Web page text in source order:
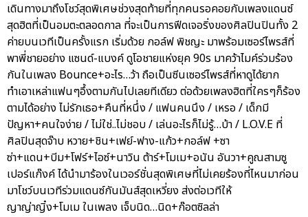
เดินทางมาถึงโชว์สุดพิเศษช่วงสุดท้ายที่ทุกคนรอคอยกับเพลงแดนซ์
สุดฮิตที่เป็นอมตะตลอดกาล ที่จะเป็นการฟีดเจอริ่งของศิลปินปินทั้ง 2
ค่ายบนเวทีเป็นครั้งแรก เริ่มด้วย กอล์ฟ พิชญะ มาพร้อมเซอร์ไพรส์ที่
พาพี่ชายอย่าง แซนด์-แบงค์ ดูโอชายแห่งยุค 90s มาคว้าไมค์ร่วมร้อง
กันในเพลง Bounce+อะไร…ว้า ถือเป็นซีนเซอร์ไพรส์ที่หาดูได้ยาก
ทำเอาเหล่าแฟนๆอึ้งตามกันไปเลยทีเดียว ต่อด้วยเพลงฮิตที่ใครๆก็ร้อง
ตามได้อย่าง ไม่รักเธอ+คืนที่หนึ่ง / แฟนคนนึง / เหรอ / เด็กมี
ปัญหา+คนใจง่าย / ไม่ใช่..ไม่ชอบ / เล่นอะไรก็ไม่รู้…บ้า / L.O.V.E ที่
ศิลปินสุดจ๊าบ หวาย+ชิน+เฟย์-ฟาง-แก้ว+กอล์ฟ +ซา
ซ่า+แดน+บีม+โฟร์+ไอซ์+นาวิน ต้าร์+โมเม+อนัน อันวา+คูณสามซู
เปอร์แก๊งค์ ได้นำมาร้องในเวอร์ชั่นสุดพิเศษที่ไม่เคยร้องที่ไหนมาก่อน
มาโชว์บนเวทีร่วมแดนซ์กันมันส์สุดเหวี่ยง ส่งต่อเวทีให้
ญาญ่าญิ๋ง+โมเม ในเพลง เจ็บนิด…นิด+ก๊อตซิลล่า